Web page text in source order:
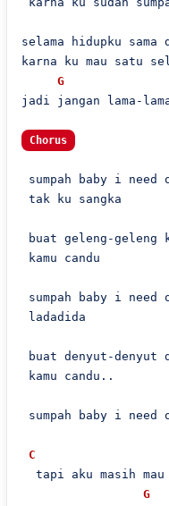
selama hidupku sama
karna ku mau satu
G
jadi jangan lama-
Chorus
sumpah baby i need
tak ku sangka
buat geleng-geleng
kamu candu
sumpah baby i need
ladadida
buat denyut-denyut
kamu candu..
sumpah baby i need
C
tapi aku masih mau
G